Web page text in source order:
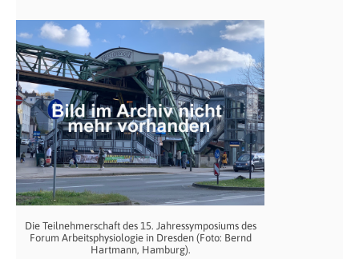
Die Teilnehmerschaft des 15. Jahressymposiums des
Forum Arbeitsphysiologie in Dresden (Foto: Bernd
Hartmann, Hamburg).